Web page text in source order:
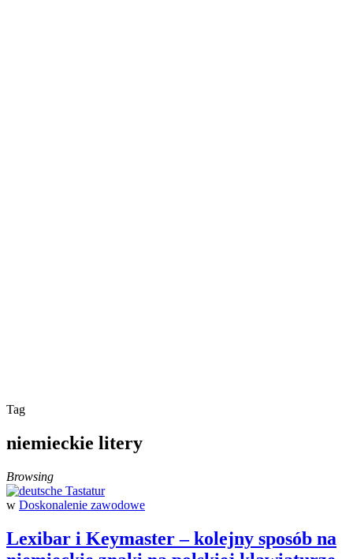
Tag
niemieckie litery
Browsing
w Doskonalenie zawodowe
Lexibar i Keymaster – kolejny sposób na